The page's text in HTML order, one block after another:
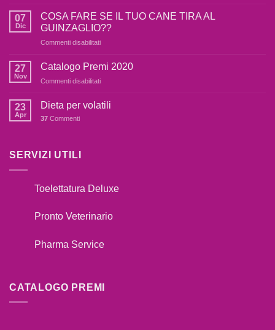
mio
cane
è
botti,cosa
07
Dic
COSA FARE SE IL TUO CANE TIRA AL
GUINZAGLIO??
Commenti disabilitati
FARE
CANE
27
Nov
Catalogo Premi 2020
Commenti disabilitati
Premi
23
Apr
Dieta per volatili
37 Commenti
SERVIZI UTILI
Toelettatura Deluxe
Pronto Veterinario
Pharma Service
CATALOGO PREMI